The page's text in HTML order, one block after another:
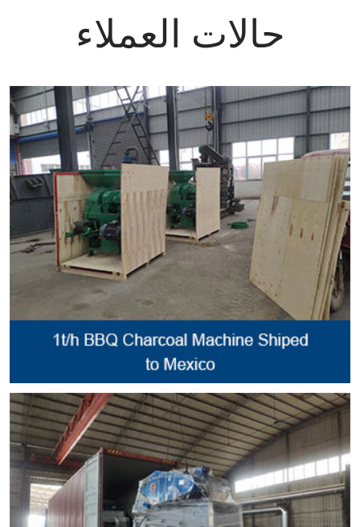
حالات العملاء